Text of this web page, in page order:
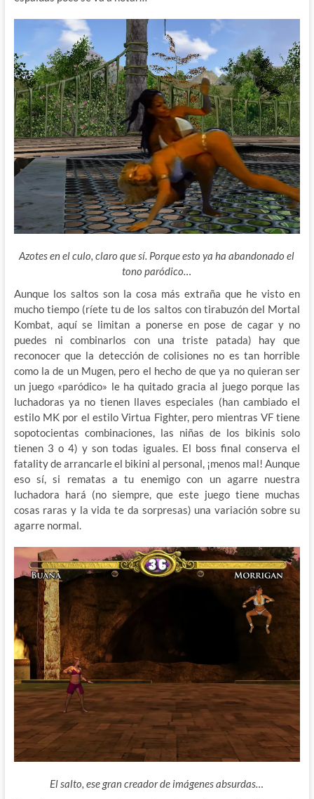
Azotes en el culo, claro que sí. Porque esto ya ha abandonado el
tono paródico…
Aunque los saltos son la cosa más extraña que he visto en
mucho tiempo (ríete tu de los saltos con tirabuzón del Mortal
Kombat, aquí se limitan a ponerse en pose de cagar y no
puedes ni combinarlos con una triste patada) hay que
reconocer que la detección de colisiones no es tan horrible
como la de un Mugen, pero el hecho de que ya no quieran ser
un juego «paródico» le ha quitado gracia al juego porque las
luchadoras ya no tienen llaves especiales (han cambiado el
estilo MK por el estilo Virtua Fighter, pero mientras VF tiene
sopotocientas combinaciones, las niñas de los bikinis solo
tienen 3 o 4) y son todas iguales. El boss final conserva el
fatality de arrancarle el bikini al personal, ¡menos mal! Aunque
eso sí, si rematas a tu enemigo con un agarre nuestra
luchadora hará (no siempre, que este juego tiene muchas
cosas raras y la vida te da sorpresas) una variación sobre su
agarre normal.
El salto, ese gran creador de imágenes absurdas…